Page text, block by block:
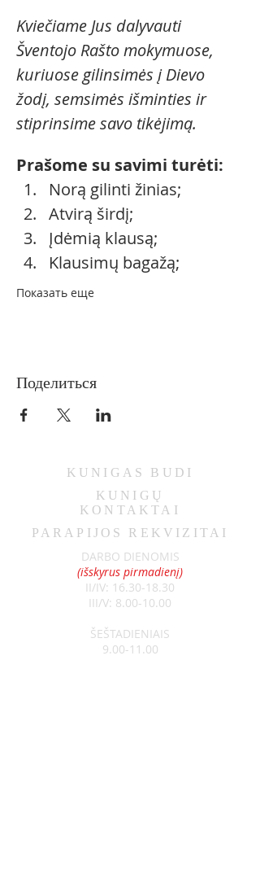
Kviečiame Jus dalyvauti
Šventojo Rašto mokymuose,
kuriuose gilinsimės į Dievo
žodį, semsimės išminties ir
stiprinsime savo tikėjimą.
Prašome su savimi turėti:
Norą gilinti žinias;
Atvirą širdį;
Įdėmią klausą;
Klausimų bagažą;
Показать еще
Поделиться
KUNIGAS BUDI
KUNIGŲ
KONTAKTAI
PARAPIJOS REKVIZITAI
DARBO DIENOMIS
(išskyrus pirmadienį)
II/IV: 16.30-18.30
III/V: 8.00-10.00
ŠEŠTADIENIAIS
9.00-11.00